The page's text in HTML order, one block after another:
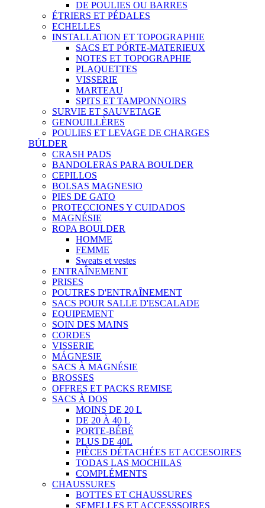
DE POULIES OU BARRES
ÉTRIERS ET PÉDALES
ECHELLES
INSTALLATION ET TOPOGRAPHIE
SACS ET PÓRTE-MATERIEUX
NOTES ET TOPOGRAPHIE
PLAQUETTES
VISSERIE
MARTEAU
SPITS ET TAMPONNOIRS
SURVIE ET SAUVETAGE
GENOUILLÈRES
POULIES ET LEVAGE DE CHARGES
BÚLDER
CRASH PADS
BANDOLERAS PARA BOULDER
CEPILLOS
BOLSAS MAGNESIO
PIES DE GATO
PROTECCIONES Y CUIDADOS
MAGNÉSIE
ROPA BOULDER
HOMME
FEMME
Sweats et vestes
ENTRAÎNEMENT
PRISES
POUTRES D'ENTRAÎNEMENT
SACS POUR SALLE D'ESCALADE
EQUIPEMENT
SOIN DES MAINS
CORDES
VISSERIE
MÁGNESIE
SACS À MAGNÉSIE
BROSSES
OFFRES ET PACKS REMISE
SACS À DOS
MOINS DE 20 L
DE 20 À 40 L
PORTE-BÉBÉ
PLUS DE 40L
PIÈCES DÉTACHÉES ET ACCESOIRES
TODAS LAS MOCHILAS
COMPLÉMENTS
CHAUSSURES
BOTTES ET CHAUSSURES
SEMELLES ET ACCESSSOIRES